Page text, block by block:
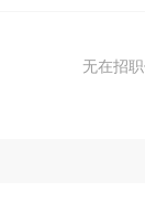
无在招